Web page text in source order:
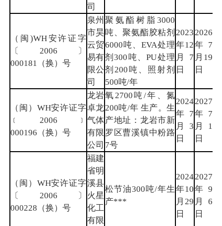
司
（闽)WH安许证字
〔2006〕
000181（换）号
泉州
市昊
云贸
易有
限公
司
聚氨酯树脂3000
吨、聚氨酯胶粘剂
6000吨、EVA处理
剂300吨、PU处理
剂200吨、照射剂
500吨/年
2023
年12
月7
日
2026
年7
月19
日
（闽）WH安许证字
﹝2006﹞
000196（换）号
龙岩
卓龙
气体
有限
公司
氧2700吨/年、氮
200吨/年 生产。生
产地址：龙岩市新
罗区曹溪镇中粉路
7号
2024
年7
月3
日
2027
年7
月1
日
（闽）WH安许证字
〔2006〕
000228（换）号
福建
省明
溪县
火星
化工
有限
松节油300吨/年生
产***
2024
年10
月29
日
2027
年9
月6
日